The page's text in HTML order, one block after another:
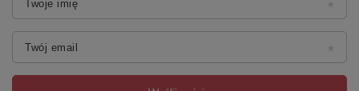
Zestaw przelewowy z syfonem
elektroinstalacja)
Stalowy stelaż
Twoje imię
Twój email